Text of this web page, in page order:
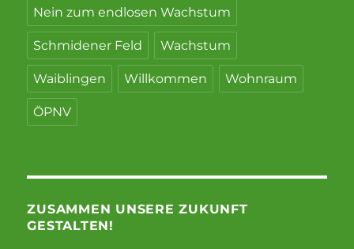
Nein zum endlosen Wachstum
Schmidener Feld Wachstum
Waiblingen Willkommen Wohnraum
ÖPNV
ZUSAMMEN UNSERE ZUKUNFT
GESTALTEN!